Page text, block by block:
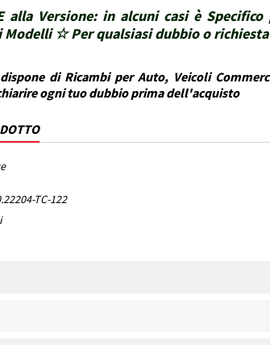
alla Versione: in alcuni casi è
☆ Per qualsiasi dubbio o
di Ricambi per Auto, Veicoli
ogni tuo dubbio prima dell'acquisto
TC-122